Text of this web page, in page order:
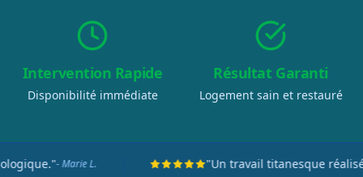
Intervention Rapide
Disponibilité immédiate
Résultat Garanti
Logement sain et restauré
"Un travail titanesque réalisé en seulement deux